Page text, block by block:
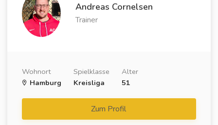
Andreas Cornelsen
Trainer
Wohnort
Hamburg
Spielklasse
Kreisliga
Alter
51
Zum Profil